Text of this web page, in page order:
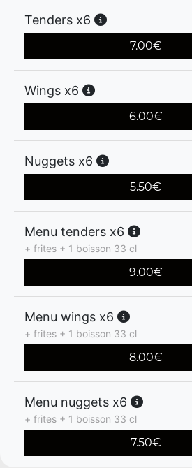
Tenders x6
7.00€
Wings x6
6.00€
Nuggets x6
5.50€
Menu tenders x6
+ frites + 1 boisson 33 cl
9.00€
Menu wings x6
+ frites + 1 boisson 33 cl
8.00€
Menu nuggets x6
+ frites + 1 boisson 33 cl
7.50€